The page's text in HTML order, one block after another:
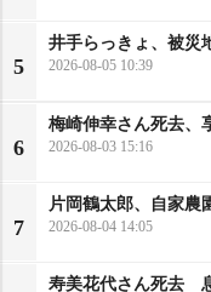
5
井手らっきょ、被災
2026-08-05 10:39
6
梅崎伸幸さん死去、
2026-08-03 15:16
7
片岡鶴太郎、自家農
2026-08-04 14:05
寿美花代さん死去